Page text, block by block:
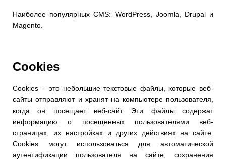
Наиболее популярных CMS: WordPress, Joomla, Drupal и
Magento.
Cookies
Cookies – это небольшие текстовые файлы, которые веб-
сайты отправляют и хранят на компьютере пользователя,
когда он посещает веб-сайт. Эти файлы содержат
информацию о посещенных пользователями веб-
страницах, их настройках и других действиях на сайте.
Cookies могут использоваться для автоматической
аутентификации пользователя на сайте, сохранения